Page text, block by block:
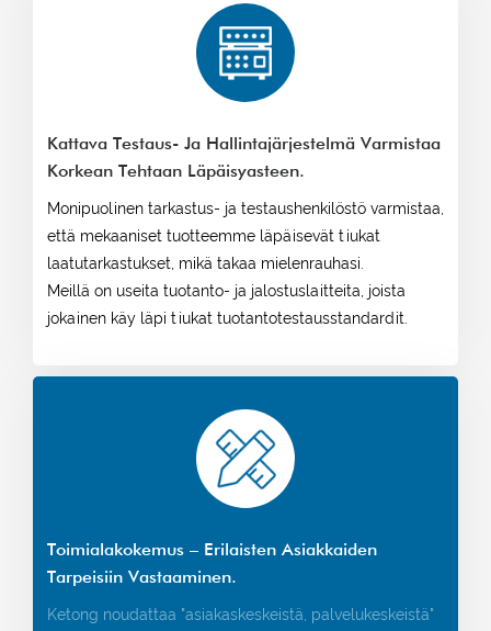
Kattava Testaus- Ja Hallintajärjestelmä Varmistaa
Korkean Tehtaan Läpäisyasteen.
Monipuolinen tarkastus- ja testaushenkilöstö varmistaa,
että mekaaniset tuotteemme läpäisevät tiukat
laatutarkastukset, mikä takaa mielenrauhasi.
Meillä on useita tuotanto- ja jalostuslaitteita, joista
jokainen käy läpi tiukat tuotantotestausstandardit.
Toimialakokemus – Erilaisten Asiakkaiden
Tarpeisiin Vastaaminen.
Ketong noudattaa "asiakaskeskeistä, palvelukeskeistä"